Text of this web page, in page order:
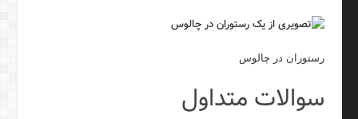
رستوران در چالوس
سوالات متداول